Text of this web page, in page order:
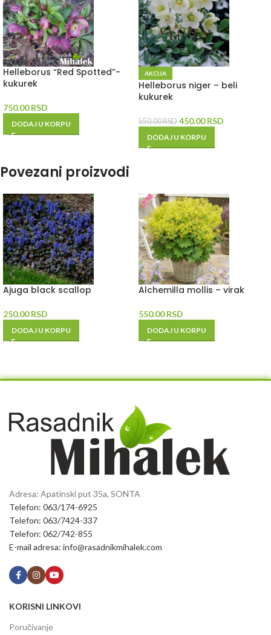
Helleborus “Red Spotted”-
kukurek
750.00RSD
DODAJ U KORPU
AKCIJA
Helleborus niger – beli
kukurek
550.00RSD 450.00RSD
DODAJ U KORPU
Povezani proizvodi
Ajuga black scallop
250.00RSD
DODAJ U KORPU
Alchemilla mollis – virak
550.00RSD
DODAJ U KORPU
Adresa: Apatinski put 35a, SONTA
Telefon: 063/174-6925
Telefon: 063/7424-337
Telefon: 062/742-855
E-mail adresa: info@rasadnikmihalek.com
KORISNI LINKOVI
Poručivanje